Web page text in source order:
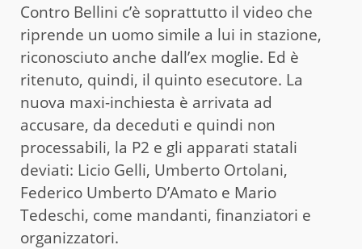
Contro Bellini c’è soprattutto il video che
riprende un uomo simile a lui in stazione,
riconosciuto anche dall’ex moglie. Ed è
ritenuto, quindi, il quinto esecutore. La
nuova maxi-inchiesta è arrivata ad
accusare, da deceduti e quindi non
processabili, la P2 e gli apparati statali
deviati: Licio Gelli, Umberto Ortolani,
Federico Umberto D’Amato e Mario
Tedeschi, come mandanti, finanziatori e
organizzatori.